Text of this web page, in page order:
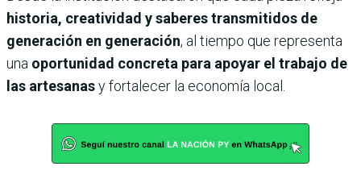
historia, creatividad y saberes transmitidos de
generación en generación, al tiempo que representa
una oportunidad concreta para apoyar el trabajo de
las artesanasy fortalecer la economía local.